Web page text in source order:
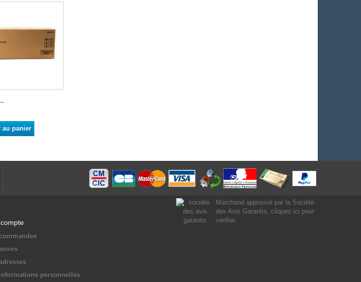
au panier
personnelles
Marchand approuvé par la Société
des Avis Garantis, cliquez ici pour
vérifier.